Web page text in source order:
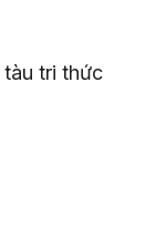
tri thức